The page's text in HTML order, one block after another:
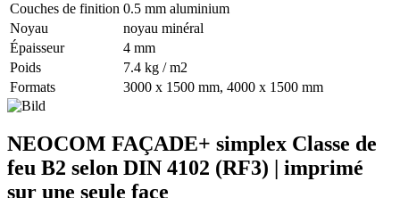
Couches de finition 0.5 mm aluminium
Noyau
noyau minéral
Épaisseur
4 mm
Poids
7.4 kg / m2
Formats
3000 x 1500 mm, 4000 x 1500 mm
NEOCOM FAÇADE+ simplex Classe de
feu B2 selon DIN 4102 (RF3) | imprimé
sur une seule face